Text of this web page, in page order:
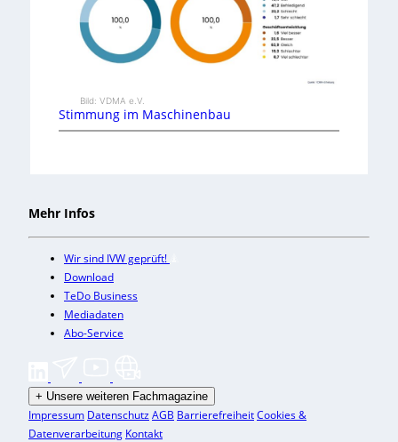
Bild: VDMA e.V.
Stimmung im Maschinenbau
Mehr Infos
Wir sind IVW geprüft!
Download
TeDo Business
Mediadaten
Abo-Service
+ Unsere weiteren Fachmagazine
Impressum DatenschutzAGB BarrierefreiheitCookies &
Datenverarbeitung Kontakt